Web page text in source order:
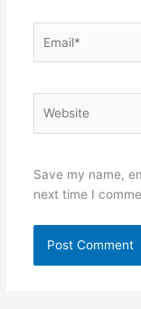
Save my name,
next time I